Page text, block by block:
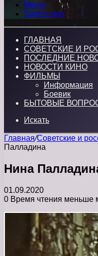
Меню
Switch skin
ГЛАВНАЯ
СОВЕТСКИЕ И
ПОСЛЕДНИЕ
НОВОСТИ КИНО
ФИЛЬМЫ
Информация
Боевик
БЫТОВЫЕ
Искать
Главная/Советские и
Палладина
Нина
01.09.2020
0 Время чтения меньше